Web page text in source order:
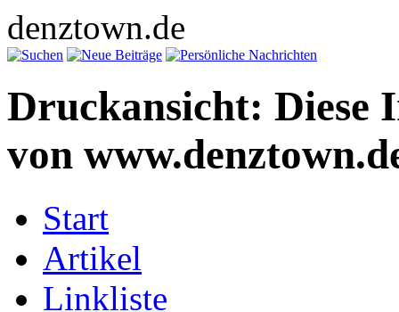
denztown.de
Druckansicht: Diese
von
Start
Artikel
Linkliste